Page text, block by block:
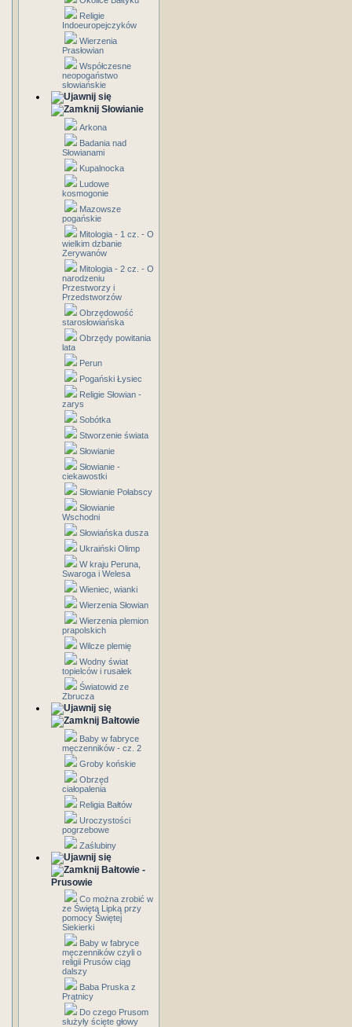
Religie
Indoeuropejczyków
Wierzenia
Prasłowian
Współczesne
neopogaństwo
słowiańskie
Słowianie
Arkona
Badania nad
Słowianami
Kupalnocka
Ludowe
kosmogonie
Mazowsze
pogańskie
Mitologia - 1 cz. - O
wielkim dzbanie
Zerywanów
Mitologia - 2 cz. - O
narodzeniu
Przestworzy i
Przedstworzów
Obrzędowość
starosłowiańska
Obrzędy powitania
lata
Perun
Pogański Łysiec
Religie Słowian -
zarys
Sobótka
Stworzenie świata
Słowianie
Słowianie -
ciekawostki
Słowianie Połabscy
Słowianie
Wschodni
Słowiańska dusza
Ukraiński Olimp
W kraju Peruna,
Swaroga i Welesa
Wieniec, wianki
Wierzenia Słowian
Wierzenia plemion
prapolskich
Wilcze plemię
Wodny świat
topielców i rusałek
Światowid ze
Zbrucza
Bałtowie
Baby w fabryce
męczenników - cz. 2
Groby końskie
Obrzęd
ciałopalenia
Religia Bałtów
Uroczystości
pogrzebowe
Zaślubiny
Bałtowie -
Prusowie
Co można zrobić w
ze Świętą Lipką przy
pomocy Świętej
Siekierki
Baby w fabryce
męczenników czyli o
religii Prusów ciąg
dalszy
Baba Pruska z
Prątnicy
Do czego Prusom
służyły ścięte głowy